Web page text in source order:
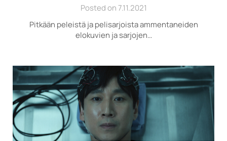
Posted on 7.11.2021
Pitkään peleistä ja pelisarjoista ammentaneiden
elokuvien ja sarjojen…